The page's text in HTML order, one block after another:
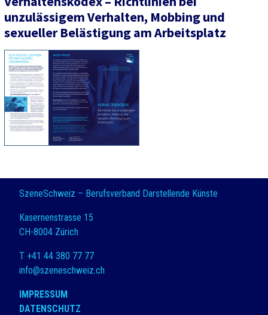
unzulässigem Verhalten, Mobbing und
sexueller Belästigung am Arbeitsplatz
SzeneSchweiz – Berufsverband Darstellende Künste
Kasernenstrasse 15
CH-8004 Zürich
T +41 44 380 77 77
info@szeneschweiz.ch
IMPRESSUM
DATENSCHUTZ